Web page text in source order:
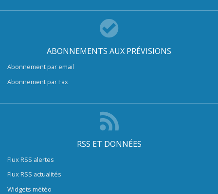
ABONNEMENTS AUX PRÉVISIONS
Abonnement par email
Abonnement par Fax
RSS ET DONNÉES
Flux RSS alertes
Flux RSS actualités
Widgets météo